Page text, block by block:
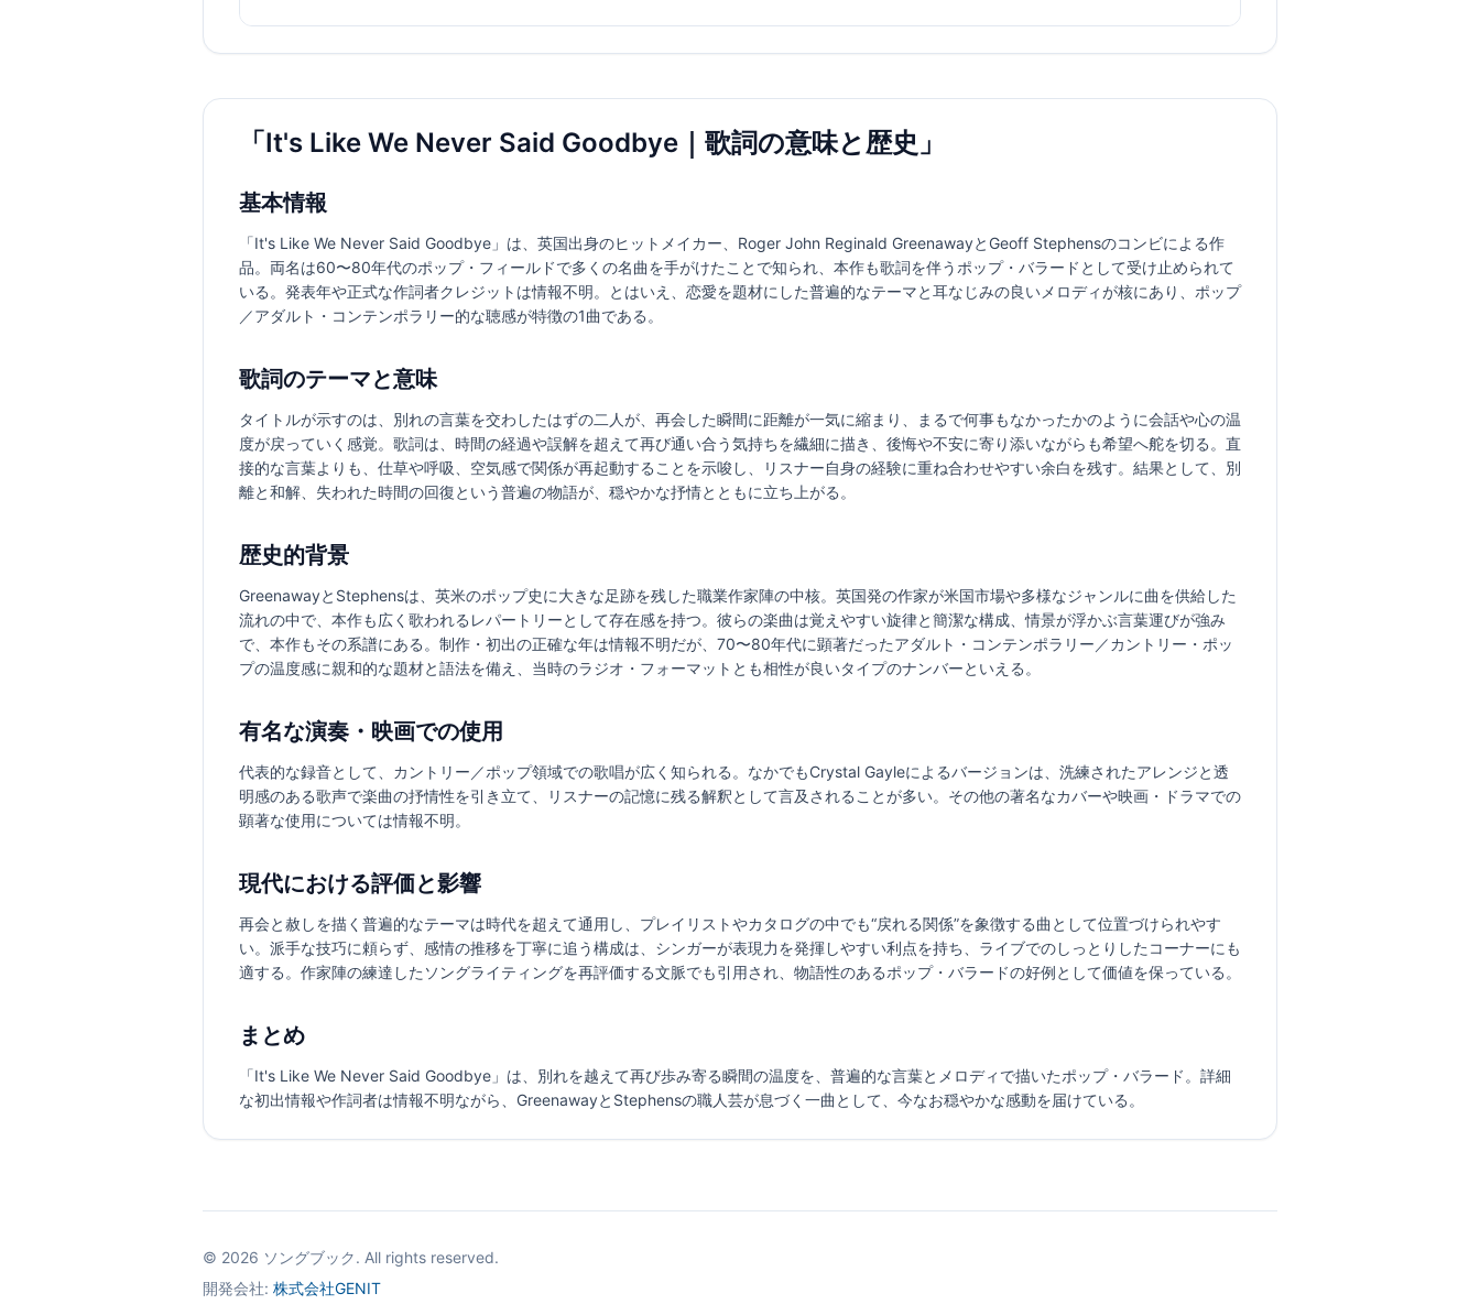
「It's Like We Never Said Goodbye｜歌詞の意味と歴史」
基本情報
「It's Like We Never Said Goodbye」は、英国出身のヒットメイカー、Roger John Reginald GreenawayとGeoff Stephensのコンビによる作
品。両名は60〜80年代のポップ・フィールドで多くの名曲を手がけたことで知られ、本作も歌詞を伴うポップ・バラードとして受け止められて
いる。発表年や正式な作詞者クレジットは情報不明。とはいえ、恋愛を題材にした普遍的なテーマと耳なじみの良いメロディが核にあり、ポップ
／アダルト・コンテンポラリー的な聴感が特徴の1曲である。
歌詞のテーマと意味
タイトルが示すのは、別れの言葉を交わしたはずの二人が、再会した瞬間に距離が一気に縮まり、まるで何事もなかったかのように会話や心の温
度が戻っていく感覚。歌詞は、時間の経過や誤解を超えて再び通い合う気持ちを繊細に描き、後悔や不安に寄り添いながらも希望へ舵を切る。直
接的な言葉よりも、仕草や呼吸、空気感で関係が再起動することを示唆し、リスナー自身の経験に重ね合わせやすい余白を残す。結果として、別
離と和解、失われた時間の回復という普遍の物語が、穏やかな抒情とともに立ち上がる。
歴史的背景
GreenawayとStephensは、英米のポップ史に大きな足跡を残した職業作家陣の中核。英国発の作家が米国市場や多様なジャンルに曲を供給した
流れの中で、本作も広く歌われるレパートリーとして存在感を持つ。彼らの楽曲は覚えやすい旋律と簡潔な構成、情景が浮かぶ言葉運びが強み
で、本作もその系譜にある。制作・初出の正確な年は情報不明だが、70〜80年代に顕著だったアダルト・コンテンポラリー／カントリー・ポッ
プの温度感に親和的な題材と語法を備え、当時のラジオ・フォーマットとも相性が良いタイプのナンバーといえる。
有名な演奏・映画での使用
代表的な録音として、カントリー／ポップ領域での歌唱が広く知られる。なかでもCrystal Gayleによるバージョンは、洗練されたアレンジと透
明感のある歌声で楽曲の抒情性を引き立て、リスナーの記憶に残る解釈として言及されることが多い。その他の著名なカバーや映画・ドラマでの
顕著な使用については情報不明。
現代における評価と影響
再会と赦しを描く普遍的なテーマは時代を超えて通用し、プレイリストやカタログの中でも“戻れる関係”を象徴する曲として位置づけられやす
い。派手な技巧に頼らず、感情の推移を丁寧に追う構成は、シンガーが表現力を発揮しやすい利点を持ち、ライブでのしっとりしたコーナーにも
適する。作家陣の練達したソングライティングを再評価する文脈でも引用され、物語性のあるポップ・バラードの好例として価値を保っている。
まとめ
「It's Like We Never Said Goodbye」は、別れを越えて再び歩み寄る瞬間の温度を、普遍的な言葉とメロディで描いたポップ・バラード。詳細
な初出情報や作詞者は情報不明ながら、GreenawayとStephensの職人芸が息づく一曲として、今なお穏やかな感動を届けている。
© 2026 ソングブック. All rights reserved.
開発会社: 株式会社GENIT